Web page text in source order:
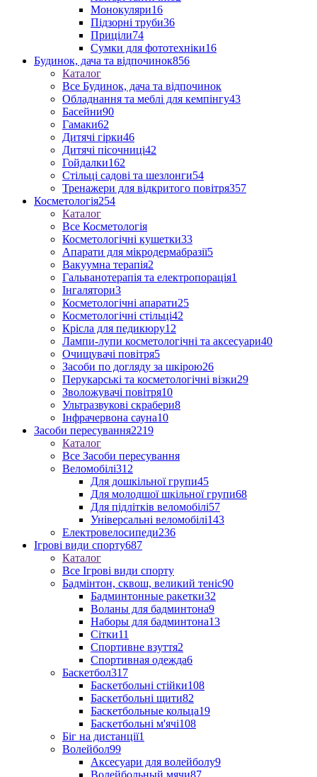
Монокуляри16
Підзорні труби36
Приціли74
Сумки для фототехніки16
Будинок, дача та відпочинок856
Каталог
Все Будинок, дача та відпочинок
Обладнання та меблі для кемпінгу43
Басейни90
Гамаки62
Дитячі гірки46
Дитячі пісочниці42
Гойдалки162
Стільці садові та шезлонги54
Тренажери для відкритого повітря357
Косметологія254
Каталог
Все Косметологія
Косметологічні кушетки33
Апарати для мікродермабразії5
Вакуумна терапія2
Гальванотерапія та електропорація1
Інгалятори3
Косметологічні апарати25
Косметологічні стільці42
Крісла для педикюру12
Лампи-лупи косметологічні та аксесуари40
Очищувачі повітря5
Засоби по догляду за шкірою26
Перукарські та косметологічні візки29
Зволожувачі повітря10
Ультразвукові скрабери8
Інфрачервона сауна10
Засоби пересування2219
Каталог
Все Засоби пересування
Веломобілі312
Для дошкільної групи45
Для молодшої шкільної групи68
Для підлітків веломобілі57
Універсальні веломобілі143
Електровелосипеди236
Ігрові види спорту687
Каталог
Все Ігрові види спорту
Бадмінтон, сквош, великий теніс90
Бадминтонные ракетки32
Воланы для бадминтона9
Наборы для бадминтона13
Сітки11
Спортивне взуття2
Спортивная одежда6
Баскетбол317
Баскетбольні стійки108
Баскетбольні щити82
Баскетбольные кольца19
Баскетбольні м'ячі108
Біг на дистанції1
Волейбол99
Аксесуари для волейболу9
Волейбольный мячи87